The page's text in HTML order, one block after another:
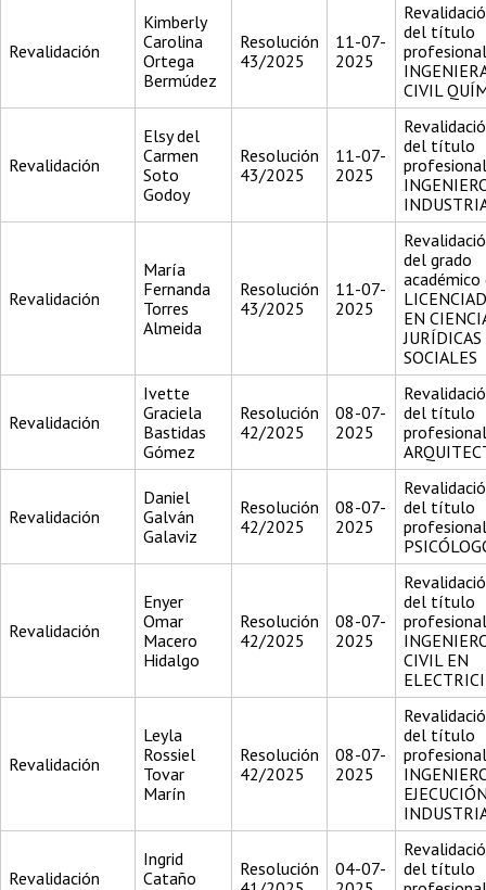
Revalidación
Kimberly
Carolina
Ortega
Bermúdez
Resolución
43/2025
11-07-
2025
del título
CIVIL
Revalidación
Elsy del
Carmen
Soto
Godoy
Resolución
43/2025
11-07-
2025
del título
Revalidación
María
Fernanda
Torres
Almeida
Resolución
43/2025
11-07-
2025
del grado
académico
EN
JURÍDICAS
SOCIALES
Revalidación
Ivette
Graciela
Bastidas
Gómez
Resolución
42/2025
08-07-
2025
del título
Revalidación
Daniel
Galván
Galaviz
Resolución
42/2025
08-07-
2025
del título
Revalidación
Enyer
Omar
Macero
Hidalgo
Resolución
42/2025
08-07-
2025
del título
CIVIL EN
Revalidación
Leyla
Rossiel
Tovar
Marín
Resolución
42/2025
08-07-
2025
del título
Revalidación
Ingrid
Cataño
Resolución
04-07-
del título